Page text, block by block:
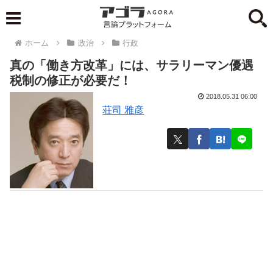
ホーム 政治 行政
真の「働き方改革」には、サラリーマン優遇
税制の修正が必要だ！
荘司 雅彦
2018.05.31 06:00